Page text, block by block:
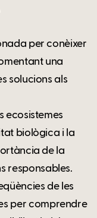
per conèixer
una
solucions als
ecosistemes
biològica i la
de la
responsables.
de les
per comprendre